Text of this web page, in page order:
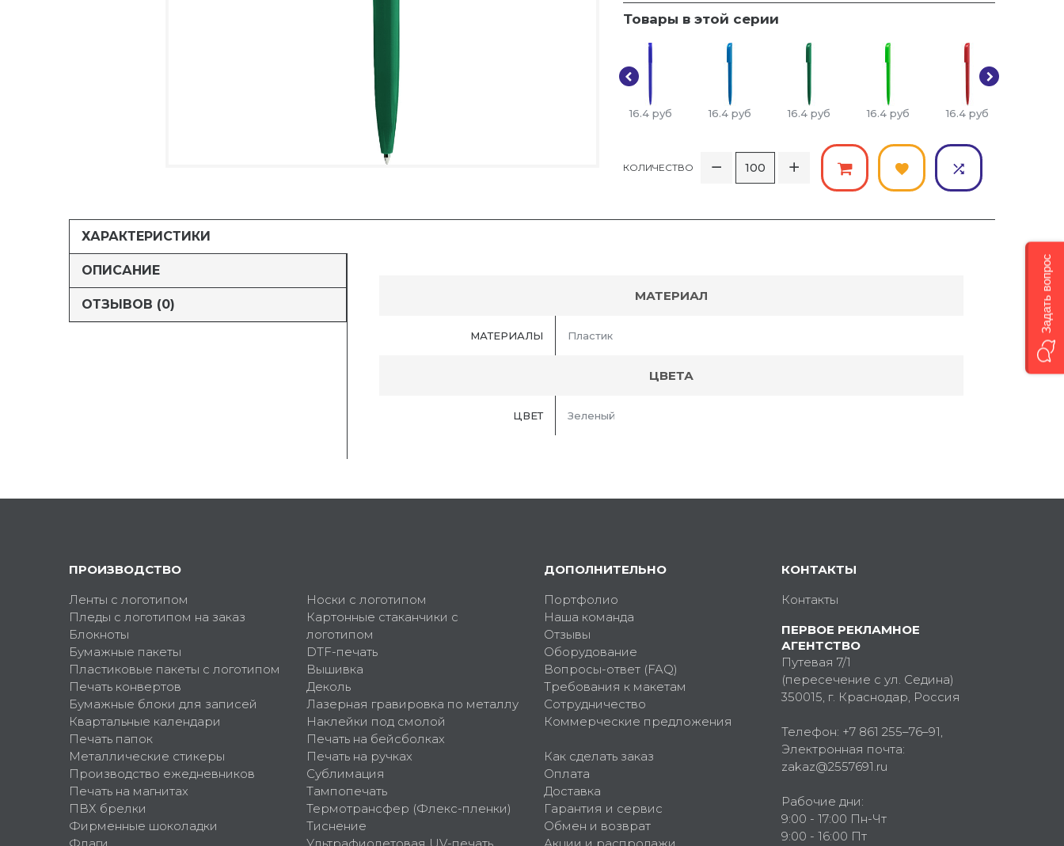
Товары в этой серии
16.4 руб 16.4 руб 16.4 руб 16.4 руб 16.4 руб
КОЛИЧЕСТВО
ХАРАКТЕРИСТИКИ
ОПИСАНИЕ
ОТЗЫВОВ (0)
МАТЕРИАЛ
МАТЕРИАЛЫ Пластик
ЦВЕТА
ЦВЕТ Зеленый
ПРОИЗВОДСТВО
Ленты с логотипом
Пледы с логотипом на заказ
Блокноты
Бумажные пакеты
Пластиковые пакеты с логотипом
Печать конвертов
Бумажные блоки для записей
Квартальные календари
Печать папок
Металлические стикеры
Производство ежедневников
Печать на магнитах
ПВХ брелки
Фирменные шоколадки
Носки с логотипом
Картонные стаканчики с
логотипом
DTF-печать
Вышивка
Деколь
Лазерная гравировка по металлу
Наклейки под смолой
Печать на бейсболках
Печать на ручках
Сублимация
Тампопечать
Термотрансфер (Флекс-пленки)
Тиснение
ДОПОЛНИТЕЛЬНО
Портфолио
Наша команда
Отзывы
Оборудование
Вопросы-ответ (FAQ)
Требования к макетам
Сотрудничество
Коммерческие предложения
Как сделать заказ
Оплата
Доставка
Гарантия и сервис
Обмен и возврат
КОНТАКТЫ
Контакты
ПЕРВОЕ РЕКЛАМНОЕ
АГЕНТСТВО
Путевая 7/1
(пересечение с ул. Седина)
350015, г. Краснодар, Россия
Телефон: +7 861 255–76–91,
Электронная почта:
zakaz@2557691.ru
Рабочие дни:
9:00 - 17:00 Пн-Чт
9:00 - 16:00 Пт
Задать вопрос